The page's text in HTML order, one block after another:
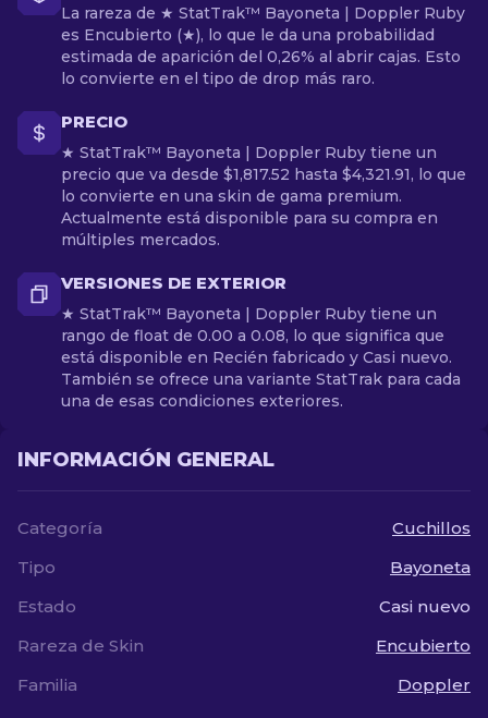
La rareza de ★ StatTrak™ Bayoneta | Doppler Ruby
es Encubierto (★), lo que le da una probabilidad
estimada de aparición del 0,26% al abrir cajas. Esto
lo convierte en el tipo de drop más raro.
PRECIO
★ StatTrak™ Bayoneta | Doppler Ruby tiene un
precio que va desde $1,817.52 hasta $4,321.91, lo que
lo convierte en una skin de gama premium.
Actualmente está disponible para su compra en
múltiples mercados.
VERSIONES DE EXTERIOR
★ StatTrak™ Bayoneta | Doppler Ruby tiene un
rango de float de 0.00 a 0.08, lo que significa que
está disponible en Recién fabricado y Casi nuevo.
También se ofrece una variante StatTrak para cada
una de esas condiciones exteriores.
INFORMACIÓN GENERAL
Categoría
Cuchillos
Tipo
Bayoneta
Estado
Casi nuevo
Rareza de Skin
Encubierto
Familia
Doppler